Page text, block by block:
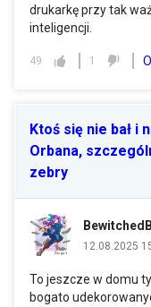
drukarkę przy tak
inteligencji.
49 1
Ktoś się nie bał i
Orbana,
zebry
12.08.2025
To jeszcze w domu
bogato